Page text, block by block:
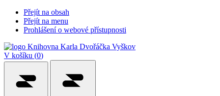
Přejít na obsah
Přejít na menu
Prohlášení o webové přístupnosti
V košíku (0)